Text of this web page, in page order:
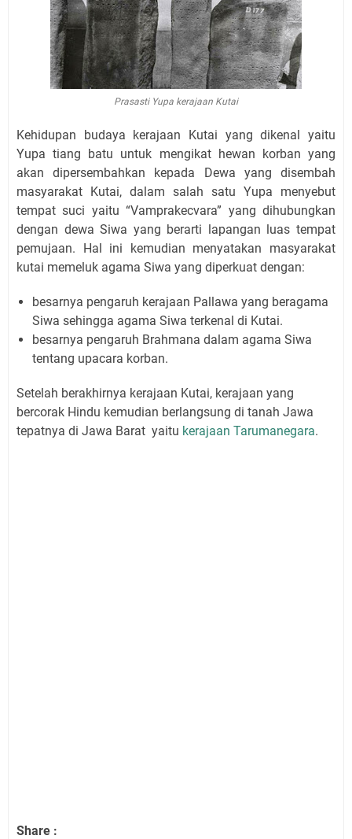
Prasasti Yupa kerajaan Kutai
Kehidupan budaya kerajaan Kutai yang dikenal yaitu
Yupa tiang batu untuk mengikat hewan korban yang
akan dipersembahkan kepada Dewa yang disembah
masyarakat Kutai, dalam salah satu Yupa menyebut
tempat suci yaitu “Vamprakecvara” yang dihubungkan
dengan dewa Siwa yang berarti lapangan luas tempat
pemujaan. Hal ini kemudian menyatakan masyarakat
kutai memeluk agama Siwa yang diperkuat dengan:
besarnya pengaruh kerajaan Pallawa yang beragama
Siwa sehingga agama Siwa terkenal di Kutai.
besarnya pengaruh Brahmana dalam agama Siwa
tentang upacara korban.
Setelah berakhirnya kerajaan Kutai, kerajaan yang
bercorak Hindu kemudian berlangsung di tanah Jawa
tepatnya di Jawa Barat yaitu kerajaan Tarumanegara.
Share :